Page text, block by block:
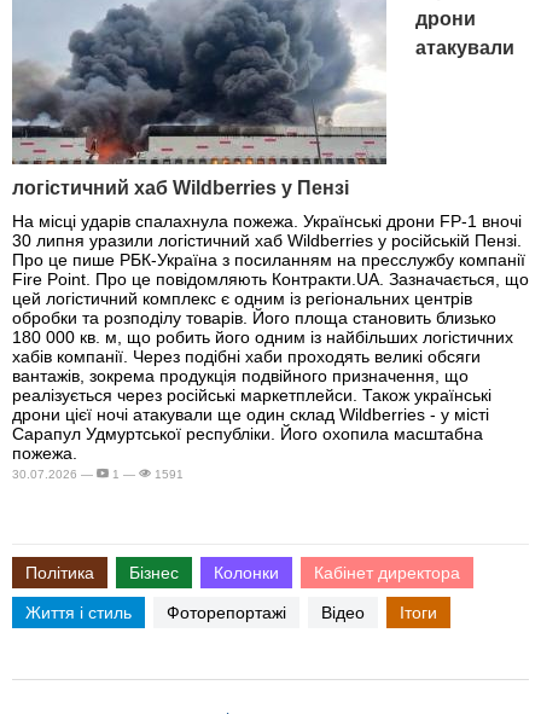
дрони
атакували
логістичний хаб Wildberries у Пензі
На місці ударів спалахнула пожежа. Українські дрони FP-1 вночі
30 липня уразили логістичний хаб Wildberries у російській Пензі.
Про це пише РБК-Україна з посиланням на пресслужбу компанії
Fire Point. Про це повідомляють Контракти.UA. Зазначається, що
цей логістичний комплекс є одним із регіональних центрів
обробки та розподілу товарів. Його площа становить близько
180 000 кв. м, що робить його одним із найбільших логістичних
хабів компанії. Через подібні хаби проходять великі обсяги
вантажів, зокрема продукція подвійного призначення, що
реалізується через російські маркетплейси. Також українські
дрони цієї ночі атакували ще один склад Wildberries - у місті
Сарапул Удмуртської республіки. Його охопила масштабна
пожежа.
30.07.2026 — 1 — 1591
Політика Бізнес Колонки Кабінет директора
Життя і стиль Фоторепортажі Відео Ітоги